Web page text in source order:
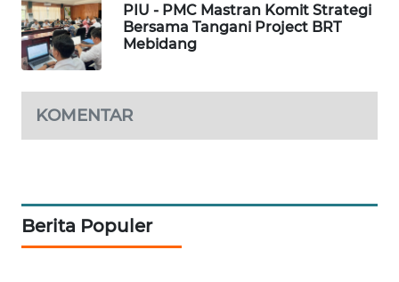
PIU - PMC Mastran Komit Strategi
Bersama Tangani Project BRT
Mebidang
KOMENTAR
Berita Populer
KARING
NEWS
GARONGGANG
NEWS